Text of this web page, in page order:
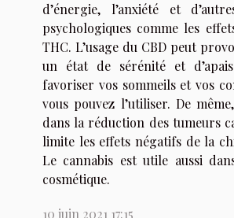
d’énergie, l’anxiété et
psychologiques comme les
THC. L’usage du CBD peut
un état de sérénité et
favoriser vos sommeils et vos
vous pouvez l’utiliser. De
dans la réduction des tumeurs
limite les effets négatifs de la
Le cannabis est utile aussi
cosmétique.
10 juin 2021 17:15